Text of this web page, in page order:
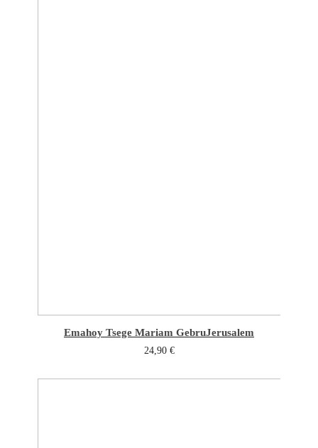
Emahoy Tsege Mariam GebruJerusalem
24,90 €